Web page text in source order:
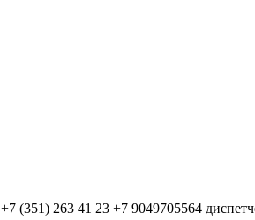
+7 (351) 263 41 23 +7 9049705564